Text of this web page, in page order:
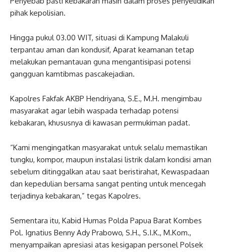
pihak kepolisian.
Hingga pukul 03.00 WIT, situasi di Kampung Malakuli
terpantau aman dan kondusif, Aparat keamanan tetap
melakukan pemantauan guna mengantisipasi potensi
gangguan kamtibmas pascakejadian.
Kapolres Fakfak AKBP Hendriyana, S.E., M.H. mengimbau
masyarakat agar lebih waspada terhadap potensi
kebakaran, khususnya di kawasan permukiman padat.
“Kami mengingatkan masyarakat untuk selalu memastikan
tungku, kompor, maupun instalasi listrik dalam kondisi aman
sebelum ditinggalkan atau saat beristirahat, Kewaspadaan
dan kepedulian bersama sangat penting untuk mencegah
terjadinya kebakaran,” tegas Kapolres.
Sementara itu, Kabid Humas Polda Papua Barat Kombes
Pol. Ignatius Benny Ady Prabowo, S.H., S.I.K., M.Kom.,
menyampaikan apresiasi atas kesigapan personel Polsek